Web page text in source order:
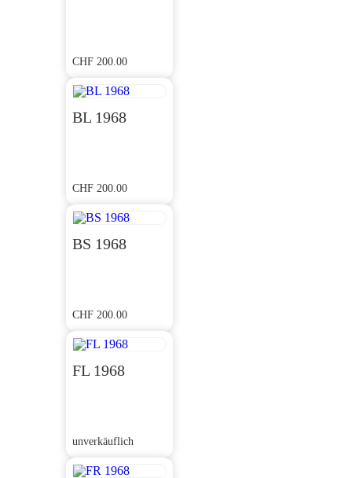
CHF 200.00
BL 1968
CHF 200.00
BS 1968
CHF 200.00
FL 1968
unverkäuflich